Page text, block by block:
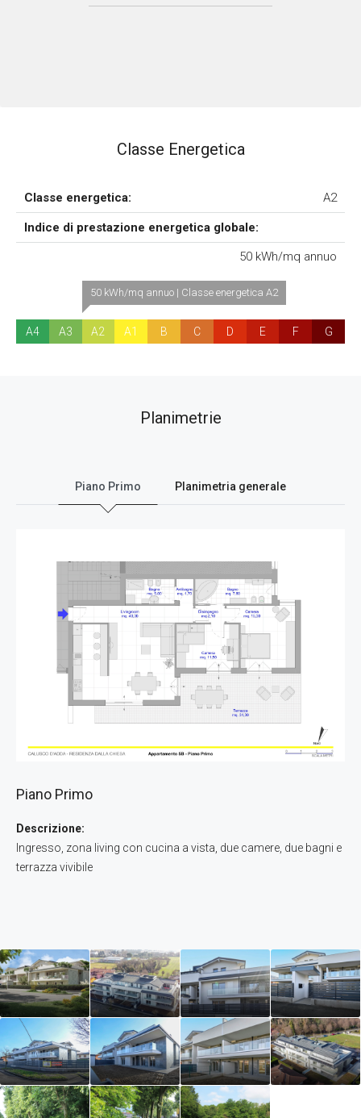
Classe Energetica
Classe energetica: A2
Indice di prestazione energetica globale:
50 kWh/mq annuo
A4 A3
50 kWh/mq annuo | Classe energetica A2
A2 A1 B C D E F G
Planimetrie
Piano Primo Planimetria generale
Piano Primo
Descrizione:
Ingresso, zona living con cucina a vista, due camere, due bagni e
terrazza vivibile